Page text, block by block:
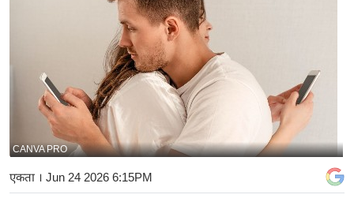
बि
ज़
ने
CANVA PRO
एकता । Jun 24 2026 6:15PM